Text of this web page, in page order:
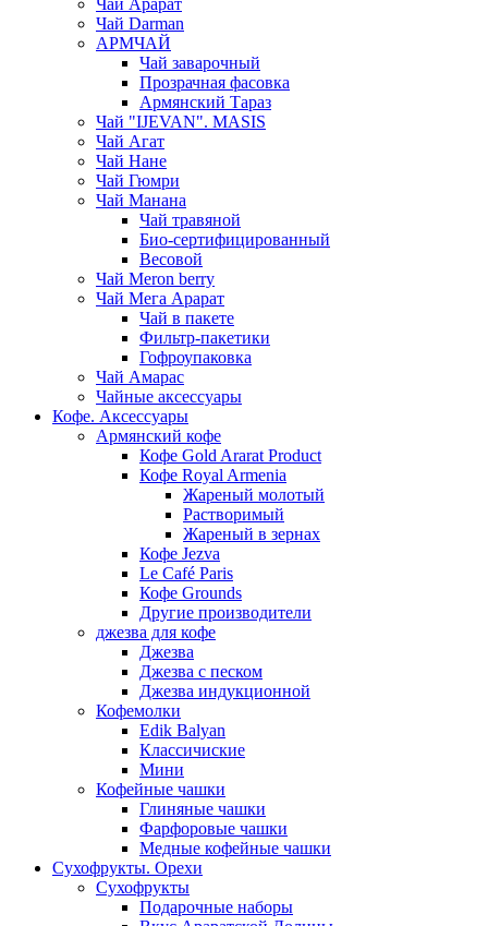
Чай Арарат
Чай Darman
АРМЧАЙ
Чай заварочный
Прозрачная фасовка
Армянский Тараз
Чай "IJEVAN". MASIS
Чай Агат
Чай Нане
Чай Гюмри
Чай Манана
Чай травяной
Био-сертифицированный
Весовой
Чай Meron berry
Чай Мега Арарат
Чай в пакете
Фильтр-пакетики
Гофроупаковка
Чай Амарас
Чайные аксессуары
Кофе. Аксессуары
Армянский кофе
Кофе Gold Ararat Product
Кофе Royal Armenia
Жареный молотый
Растворимый
Жареный в зернах
Кофе Jezva
Le Café Paris
Кофе Grounds
Другие производители
джезва для кофе
Джезва
Джезва с песком
Джезва индукционной
Кофемолки
Edik Balyan
Классичиские
Мини
Кофейные чашки
Глиняные чашки
Фарфоровые чашки
Медные кофейные чашки
Сухофрукты. Орехи
Сухофрукты
Подарочные наборы